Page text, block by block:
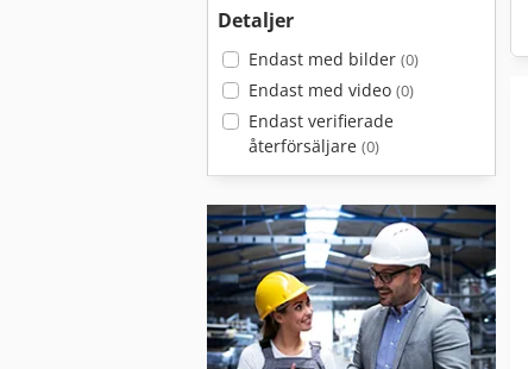
Detaljer
Endast med bilder (0)
Endast med video (0)
Endast verifierade
återförsäljare (0)